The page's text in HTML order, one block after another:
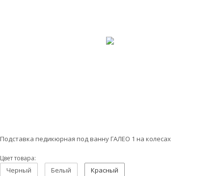
Подставка педикюрная под ванну ГАЛЕО 1 на колесах
Цвет товара:
Черный Белый Красный